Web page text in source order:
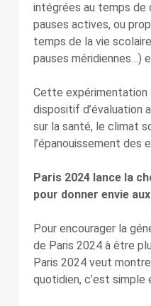
intégrées au temps de
pauses actives, ou
temps de la vie
pauses méridiennes…)
Cette expérimentation
dispositif d’évaluation
sur la santé, le climat
l’épanouissement des
Paris 2024 lance la
pour donner envie
Pour encourager la
de Paris 2024 à être
Paris 2024 veut
quotidien, c’est